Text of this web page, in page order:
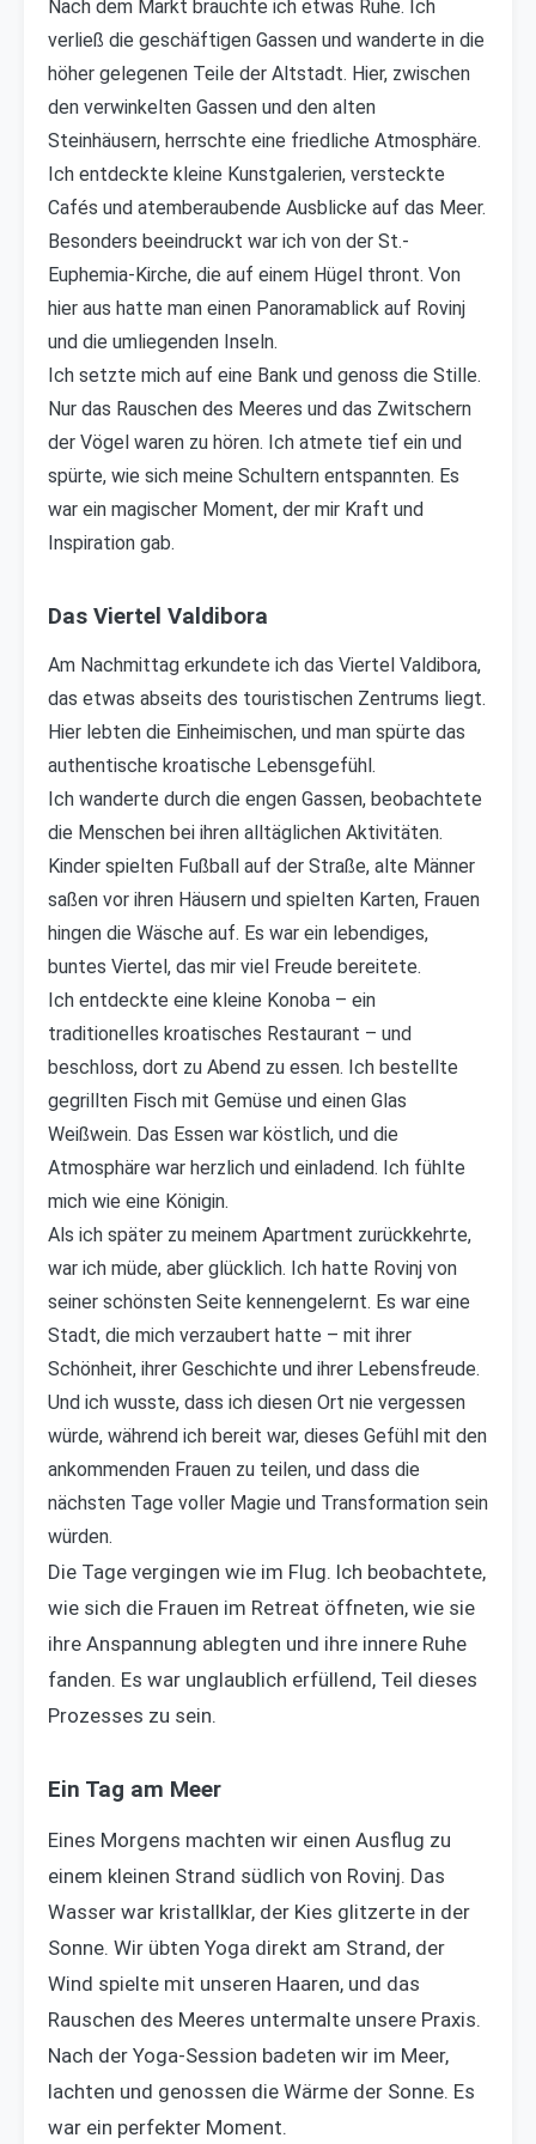
Nach dem Markt brauchte ich etwas Ruhe. Ich
verließ die geschäftigen Gassen und wanderte in die
höher gelegenen Teile der Altstadt. Hier, zwischen
den verwinkelten Gassen und den alten
Steinhäusern, herrschte eine friedliche Atmosphäre.
Ich entdeckte kleine Kunstgalerien, versteckte
Cafés und atemberaubende Ausblicke auf das Meer.
Besonders beeindruckt war ich von der St.-
Euphemia-Kirche, die auf einem Hügel thront. Von
hier aus hatte man einen Panoramablick auf Rovinj
und die umliegenden Inseln.
Ich setzte mich auf eine Bank und genoss die Stille.
Nur das Rauschen des Meeres und das Zwitschern
der Vögel waren zu hören. Ich atmete tief ein und
spürte, wie sich meine Schultern entspannten. Es
war ein magischer Moment, der mir Kraft und
Inspiration gab.
Das Viertel Valdibora
Am Nachmittag erkundete ich das Viertel Valdibora,
das etwas abseits des touristischen Zentrums liegt.
Hier lebten die Einheimischen, und man spürte das
authentische kroatische Lebensgefühl.
Ich wanderte durch die engen Gassen, beobachtete
die Menschen bei ihren alltäglichen Aktivitäten.
Kinder spielten Fußball auf der Straße, alte Männer
saßen vor ihren Häusern und spielten Karten, Frauen
hingen die Wäsche auf. Es war ein lebendiges,
buntes Viertel, das mir viel Freude bereitete.
Ich entdeckte eine kleine Konoba – ein
traditionelles kroatisches Restaurant – und
beschloss, dort zu Abend zu essen. Ich bestellte
gegrillten Fisch mit Gemüse und einen Glas
Weißwein. Das Essen war köstlich, und die
Atmosphäre war herzlich und einladend. Ich fühlte
mich wie eine Königin.
Als ich später zu meinem Apartment zurückkehrte,
war ich müde, aber glücklich. Ich hatte Rovinj von
seiner schönsten Seite kennengelernt. Es war eine
Stadt, die mich verzaubert hatte – mit ihrer
Schönheit, ihrer Geschichte und ihrer Lebensfreude.
Und ich wusste, dass ich diesen Ort nie vergessen
würde, während ich bereit war, dieses Gefühl mit den
ankommenden Frauen zu teilen, und dass die
nächsten Tage voller Magie und Transformation sein
würden.
Die Tage vergingen wie im Flug. Ich beobachtete,
wie sich die Frauen im Retreat öffneten, wie sie
ihre Anspannung ablegten und ihre innere Ruhe
fanden. Es war unglaublich erfüllend, Teil dieses
Prozesses zu sein.
Ein Tag am Meer
Eines Morgens machten wir einen Ausflug zu
einem kleinen Strand südlich von Rovinj. Das
Wasser war kristallklar, der Kies glitzerte in der
Sonne. Wir übten Yoga direkt am Strand, der
Wind spielte mit unseren Haaren, und das
Rauschen des Meeres untermalte unsere Praxis.
Nach der Yoga-Session badeten wir im Meer,
lachten und genossen die Wärme der Sonne. Es
war ein perfekter Moment.